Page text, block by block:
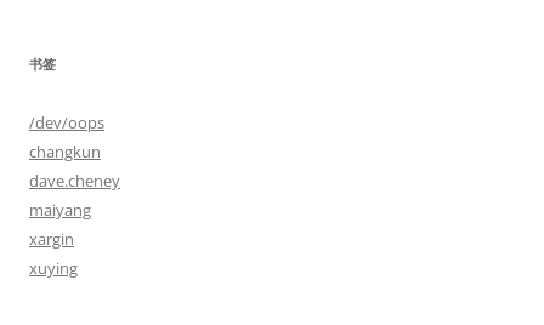
书签
/dev/oops
changkun
dave.cheney
maiyang
xargin
xuying